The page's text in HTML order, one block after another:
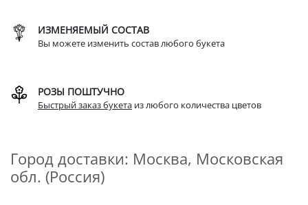
ИЗМЕНЯЕМЫЙ СОСТАВ
Вы можете изменить состав любого букета
РОЗЫ ПОШТУЧНО
Быстрый заказ букета из любого количества цветов
Город доставки: Москва, Московская
обл. (Россия)